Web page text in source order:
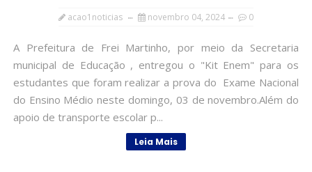
acao1noticias novembro 04, 2024 0
A Prefeitura de Frei Martinho, por meio da Secretaria
municipal de Educação , entregou o "Kit Enem" para os
estudantes que foram realizar a prova do Exame Nacional
do Ensino Médio neste domingo, 03 de novembro.Além do
apoio de transporte escolar p...
Leia Mais